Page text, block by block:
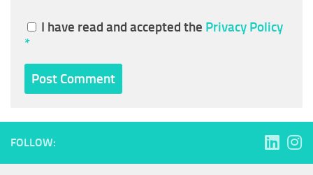
I have read and accepted the Privacy Policy
*
FOLLOW: